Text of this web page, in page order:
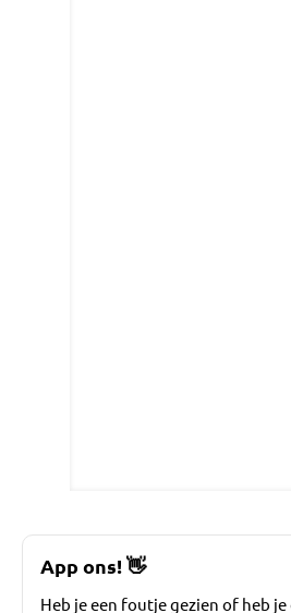
App ons!👋
Heb je een foutje gezien of heb je